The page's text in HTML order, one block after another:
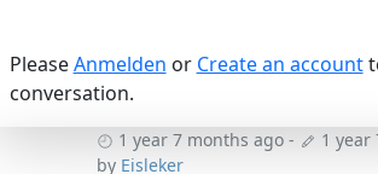
PleaseAnmelden or Create an account
conversation.
1 year 7 months ago - 1 year
by Eisleker